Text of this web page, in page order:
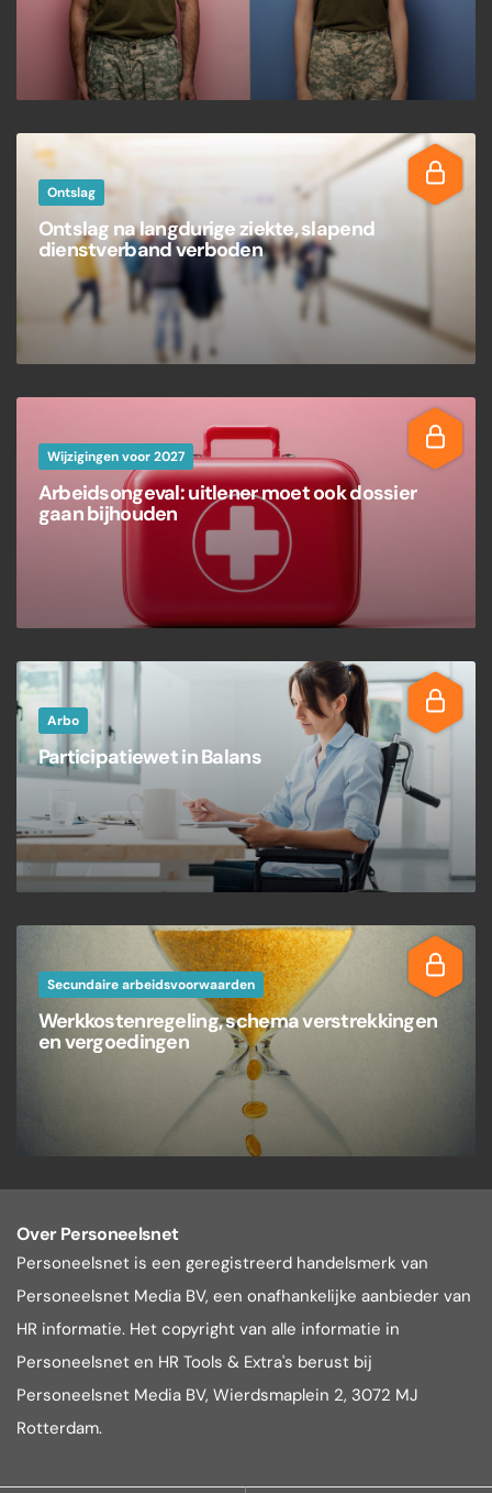
Ontslag
Ontslag na langdurige ziekte, slapend
dienstverband verboden
Wijzigingen voor 2027
Arbeidsongeval: uitlener moet ook dossier
gaan bijhouden
Arbo
Participatiewet in Balans
Secundaire arbeidsvoorwaarden
Werkkostenregeling, schema verstrekkingen
en vergoedingen
Over Personeelsnet
Personeelsnet is een geregistreerd handelsmerk van
Personeelsnet Media BV, een onafhankelijke aanbieder van
HR informatie. Het copyright van alle informatie in
Personeelsnet en HR Tools & Extra's berust bij
Personeelsnet Media BV, Wierdsmaplein 2, 3072 MJ
Rotterdam.